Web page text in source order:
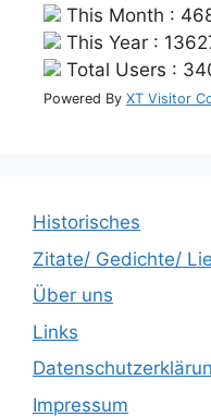
This Month :
This Year :
Total Users :
Powered By XT Visitor
Historisches
Zitate/ Gedichte/
Über uns
Links
Impressum